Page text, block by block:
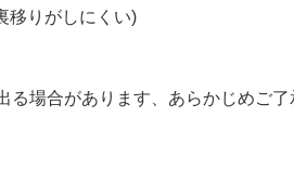
移りがしにくい)
場合があります、あらかじめご了